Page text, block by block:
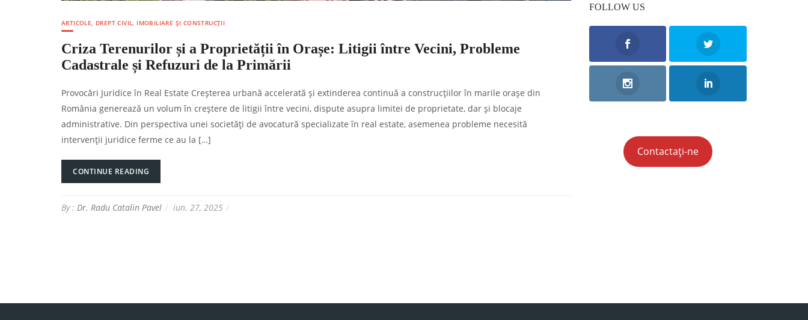
ARTICOLE DREPT CIVIL IMOBILIARE ȘI CONSTRUCȚII
Criza Terenurilor și a Proprietății în Orașe: Litigii între Vecini, Probleme
Cadastrale și Refuzuri de la Primării
Provocări Juridice în Real Estate Creșterea urbană accelerată și extinderea continuă a construcțiilor în marile orașe din
România generează un volum în creștere de litigii între vecini, dispute asupra limitei de proprietate, dar și blocaje
administrative. Din perspectiva unei societăți de avocatură specializate în real estate, asemenea probleme necesită
intervenții juridice ferme ce au la […]
CONTINUE READING
By : Dr. Radu Catalin Pavel iun. 27, 2025
FOLLOW US
Contactați-ne